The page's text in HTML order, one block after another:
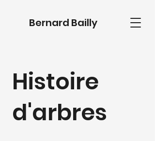
Bernard Bailly
Histoire
d'arbres